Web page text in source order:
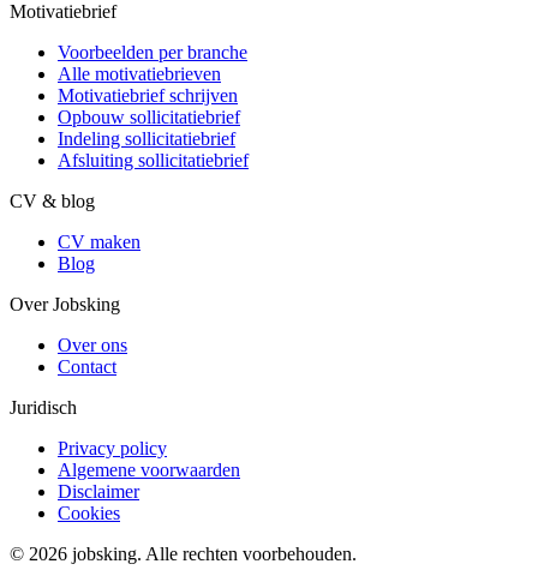
Motivatiebrief
Voorbeelden per branche
Alle motivatiebrieven
Motivatiebrief schrijven
Opbouw sollicitatiebrief
Indeling sollicitatiebrief
Afsluiting sollicitatiebrief
CV & blog
CV maken
Blog
Over Jobsking
Over ons
Contact
Juridisch
Privacy policy
Algemene voorwaarden
Disclaimer
Cookies
© 2026 jobsking. Alle rechten voorbehouden.